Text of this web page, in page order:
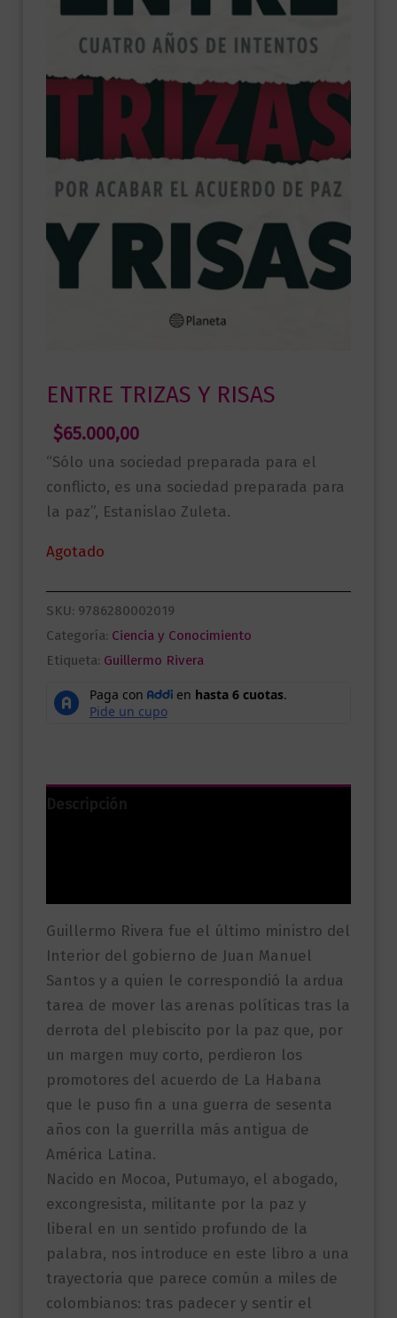
ENTRE TRIZAS Y RISAS
$65.000,00
“Sólo una sociedad preparada para el
conflicto, es una sociedad preparada para
la paz”, Estanislao Zuleta.
Agotado
SKU: 9786280002019
Categoría: Ciencia y Conocimiento
Etiqueta: Guillermo Rivera
Descripción
Guillermo Rivera fue el último ministro del
Interior del gobierno de Juan Manuel
Santos y a quien le correspondió la ardua
tarea de mover las arenas políticas tras la
derrota del plebiscito por la paz que, por
un margen muy corto, perdieron los
promotores del acuerdo de La Habana
que le puso fin a una guerra de sesenta
años con la guerrilla más antigua de
América Latina.
Nacido en Mocoa, Putumayo, el abogado,
excongresista, militante por la paz y
liberal en un sentido profundo de la
palabra, nos introduce en este libro a una
trayectoria que parece común a miles de
colombianos: tras padecer y sentir el